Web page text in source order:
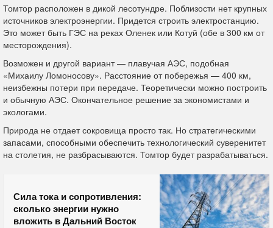
Томтор расположен в дикой лесотундре. Поблизости нет крупных
источников электроэнергии. Придется строить электростанцию.
Это может быть ГЭС на реках Оленек или Котуй (обе в 300 км от
месторождения).
Возможен и другой вариант — плавучая АЭС, подобная
«Михаилу Ломоносову». Расстояние от побережья — 400 км,
неизбежны потери при передаче. Теоретически можно построить
и обычную АЭС. Окончательное решение за экономистами и
экологами.
Природа не отдает сокровища просто так. Но стратегическими
запасами, способными обеспечить технологический суверенитет
на столетия, не разбрасываются. Томтор будет разрабатываться.
Сила тока и сопротивления:
сколько энергии нужно
вложить в Дальний Восток